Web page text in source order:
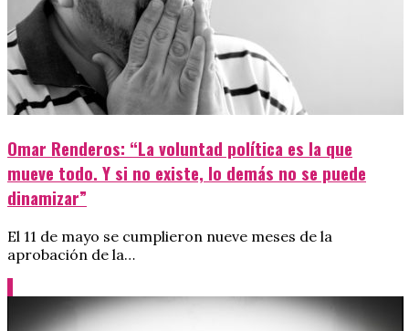
Omar Renderos: “La voluntad política es la que
mueve todo. Y si no existe, lo demás no se puede
dinamizar”
El 11 de mayo se cumplieron nueve meses de la
aprobación de la…